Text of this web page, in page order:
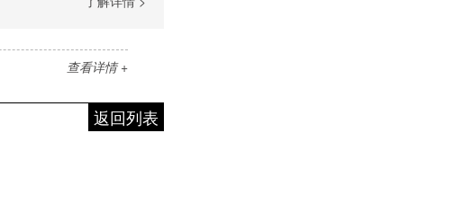
查看详情 +
返回列表